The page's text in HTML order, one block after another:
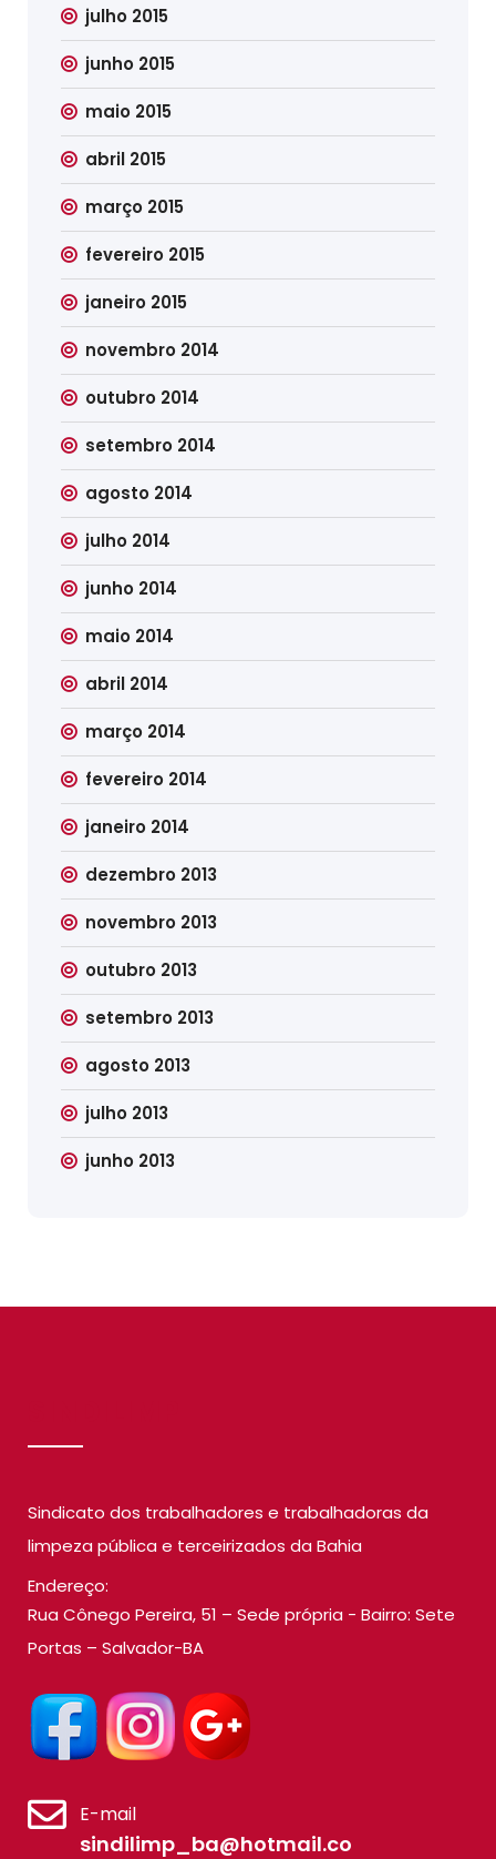
julho 2015
junho 2015
maio 2015
abril 2015
março 2015
fevereiro 2015
janeiro 2015
novembro 2014
outubro 2014
setembro 2014
agosto 2014
julho 2014
junho 2014
maio 2014
abril 2014
março 2014
fevereiro 2014
janeiro 2014
dezembro 2013
novembro 2013
outubro 2013
setembro 2013
agosto 2013
julho 2013
junho 2013
Sindicato dos trabalhadores e trabalhadoras da
limpeza pública e terceirizados da Bahia
Endereço:
Rua Cônego Pereira, 51 – Sede própria - Bairro: Sete
Portas – Salvador-BA
E-mail
sindilimp_ba@hotmail.co